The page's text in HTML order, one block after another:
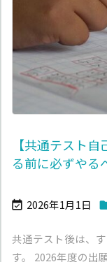
【共通テスト
る前に必ずやる
 2026年1月1日
共通テスト後は、
す。 2026年度の出